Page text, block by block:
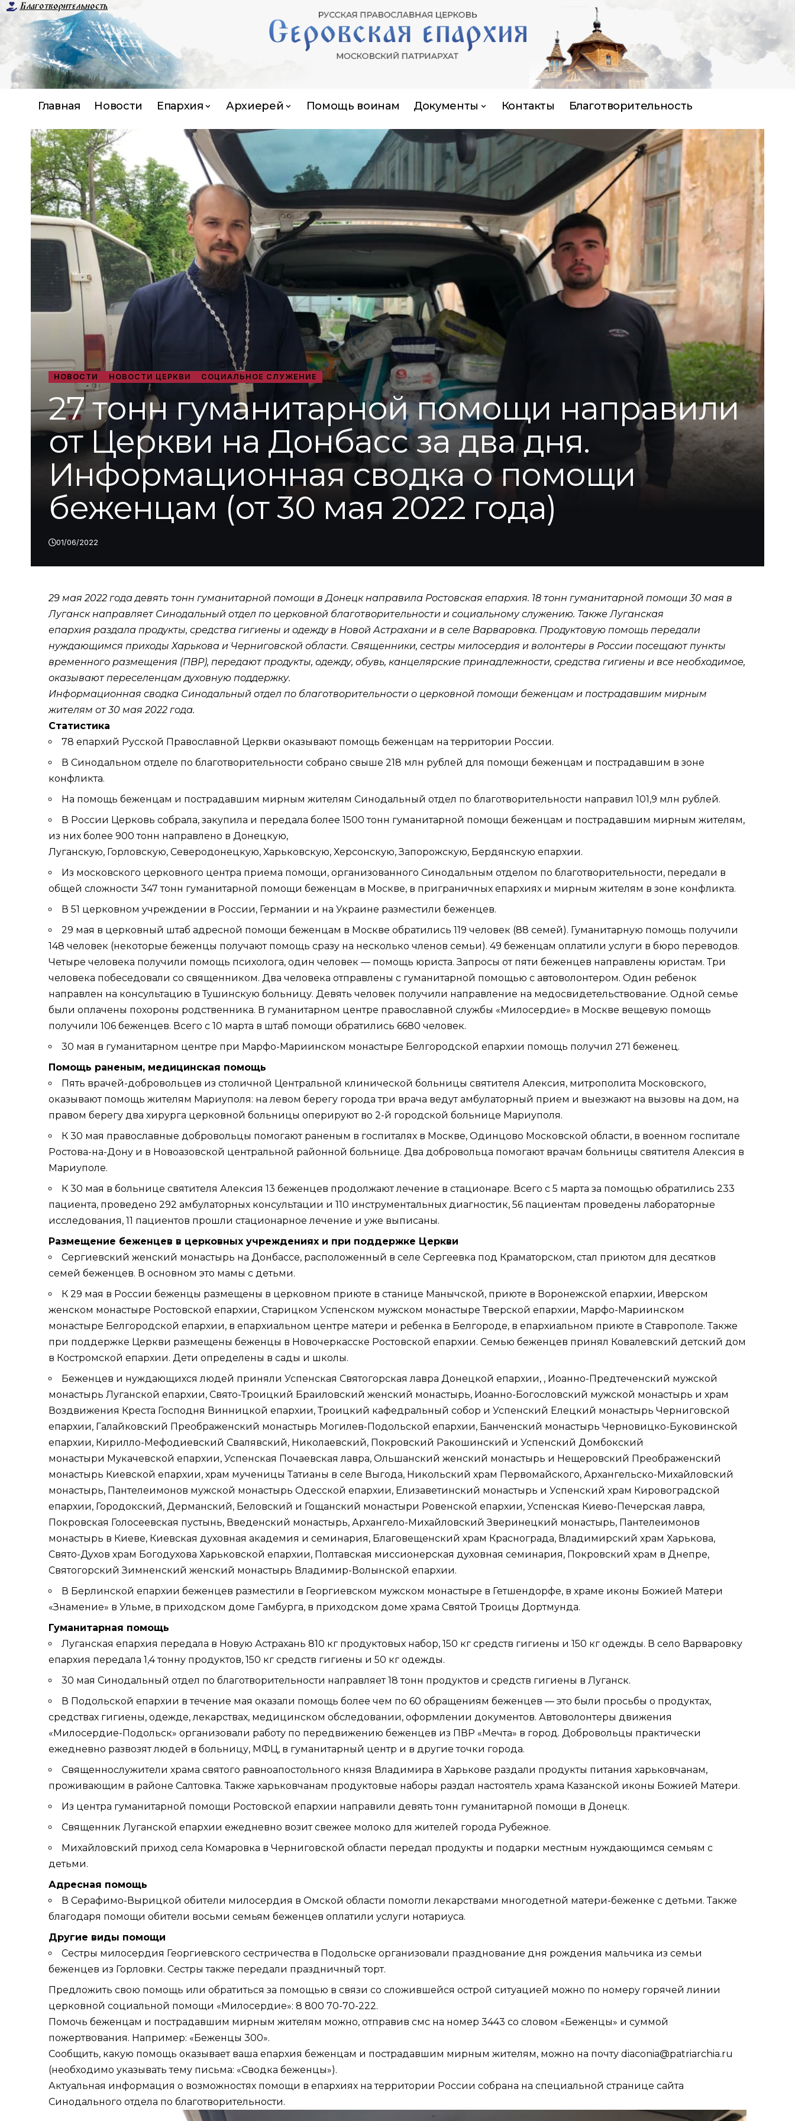
Благотворительность
Главная Новости Епархия Архиерей Помощь воинам Документы Контакты Благотворительность
НОВОСТИ НОВОСТИ ЦЕРКВИ СОЦИАЛЬНОЕ СЛУЖЕНИЕ
27 тонн гуманитарной помощи направили
от Церкви на Донбасс за два дня.
Информационная сводка о помощи
беженцам (от 30 мая 2022 года)
01/06/2022
29 мая 2022 года девять тонн гуманитарной помощи в Донецк направила Ростовская епархия. 18 тонн гуманитарной помощи 30 мая в
Луганск направляет Синодальный отдел по церковной благотворительности и социальному служению. Также Луганская
епархия раздала продукты, средства гигиены и одежду в Новой Астрахани и в селе Варваровка. Продуктовую помощь передали
нуждающимся приходы Харькова и Черниговской области. Священники, сестры милосердия и волонтеры в России посещают пункты
временного размещения (ПВР), передают продукты, одежду, обувь, канцелярские принадлежности, средства гигиены и все необходимое,
оказывают переселенцам духовную поддержку.
Информационная сводка Синодальный отдел по благотворительности о церковной помощи беженцам и пострадавшим мирным
жителям от 30 мая 2022 года.
Статистика
78 епархий Русской Православной Церкви оказывают помощь беженцам на территории России.
В Cинодальном отделе по благотворительности собрано свыше 218 млн рублей для помощи беженцам и пострадавшим в зоне
конфликта.
На помощь беженцам и пострадавшим мирным жителям Синодальный отдел по благотворительности направил 101,9 млн рублей.
В России Церковь собрала, закупила и передала более 1500 тонн гуманитарной помощи беженцам и пострадавшим мирным жителям,
из них более 900 тонн направлено в Донецкую,
Луганскую, Горловскую, Северодонецкую, Харьковскую, Херсонскую,Запорожскую, Бердянскую епархии.
Из московского церковного центра приема помощи, организованного Cинодальным отделом по благотворительности, передали в
общей сложности 347 тонн гуманитарной помощи беженцам в Москве, в приграничных епархиях и мирным жителям в зоне конфликта.
В 51 церковном учреждении в России, Германии и на Украине разместили беженцев.
29 мая в церковный штаб адресной помощи беженцам в Москве обратились 119 человек (88 семей). Гуманитарную помощь получили
148 человек (некоторые беженцы получают помощь сразу на несколько членов семьи). 49 беженцам оплатили услуги в бюро переводов.
Четыре человека получили помощь психолога, один человек — помощь юриста. Запросы от пяти беженцев направлены юристам. Три
человека побеседовали со священником. Два человека отправлены с гуманитарной помощью с автоволонтером. Один ребенок
направлен на консультацию в Тушинскую больницу. Девять человек получили направление на медосвидетельствование. Одной семье
были оплачены похороны родственника. В гуманитарном центре православной службы «Милосердие» в Москве вещевую помощь
получили 106 беженцев. Всего с 10 марта в штаб помощи обратились 6680 человек.
30 мая в гуманитарном центре при Марфо-Мариинском монастыре Белгородской епархии помощь получил 271 беженец.
Помощь раненым, медицинская помощь
Пять врачей-добровольцев из столичной Центральной клинической больницы святителя Алексия, митрополита Московского,
оказывают помощь жителям Мариуполя: на левом берегу города три врача ведут амбулаторный прием и выезжают на вызовы на дом, на
правом берегу два хирурга церковной больницы оперируют во 2-й городской больнице Мариуполя.
К 30 мая православные добровольцы помогают раненым в госпиталях в Москве, Одинцово Московской области, в военном госпитале
Ростова-на-Дону и в Новоазовской центральной районной больнице. Два добровольца помогают врачам больницы святителя Алексия в
Мариуполе.
К 30 мая в больнице святителя Алексия 13 беженцев продолжают лечение в стационаре. Всего с 5 марта за помощью обратились 233
пациента, проведено 292 амбулаторных консультации и 110 инструментальных диагностик, 56 пациентам проведены лабораторные
исследования, 11 пациентов прошли стационарное лечение и уже выписаны.
Размещение беженцев в церковных учреждениях и при поддержке Церкви
Сергиевский женский монастырь на Донбассе, расположенный в селе Сергеевка под Краматорском, стал приютом для десятков
семей беженцев. В основном это мамы с детьми.
К 29 мая в России беженцы размещены в церковном приюте в станице Манычской, приюте в Воронежской епархии, Иверском
женском монастыре Ростовской епархии, Старицком Успенском мужском монастыреТверской епархии, Марфо-Мариинском
монастыре Белгородской епархии, в епархиальном центре матери и ребенка в Белгороде, в епархиальном приюте в Ставрополе. Также
при поддержке Церкви размещены беженцы в Новочеркасске Ростовской епархии. Семью беженцев принял Ковалевский детский дом
в Костромской епархии. Дети определены в сады и школы.
Беженцев и нуждающихся людей приняли Успенская Святогорская лавра Донецкой епархии, , Иоанно-Предтеченский мужской
монастырь Луганской епархии, Свято-Троицкий Браиловский женский монастырь, Иоанно-Богословский мужской монастырь и храм
Воздвижения Креста Господня Винницкой епархии, Троицкий кафедральный собор и Успенский Елецкий монастырь Черниговской
епархии, Галайковский Преображенский монастырь Могилев-Подольской епархии, Банченский монастырь Черновицко-Буковинской
епархии, Кирилло-Мефодиевский Свалявский, Николаевский, Покровский Ракошинский и Успенский Домбокский
монастыри Мукачевской епархии, Успенская Почаевская лавра, Ольшанский женский монастырь и Нещеровский Преображенский
монастырь Киевской епархии, храм мученицы Татианы в селе Выгода, Никольский храм Первомайского, Архангельско-Михайловский
монастырь, Пантелеимонов мужской монастырь Одесской епархии, Елизаветинский монастырь и Успенский храм Кировоградской
епархии, Городокский, Дерманский, Беловский и Гощанский монастыри Ровенской епархии, Успенская Киево-Печерская лавра,
Покровская Голосеевская пустынь, Введенский монастырь, Архангело-Михайловский Зверинецкий монастырь, Пантелеимонов
монастырь в Киеве, Киевская духовная академия и семинария, Благовещенский храм Краснограда, Владимирский храм Харькова,
Свято-Духов храм Богодухова Харьковской епархии, Полтавская миссионерская духовная семинария, Покровский храм в Днепре,
Святогорский Зимненский женский монастырь Владимир-Волынской епархии.
В Берлинской епархии беженцев разместили в Георгиевском мужском монастыре в Гетшендорфе, в храме иконы Божией Матери
«Знамение» в Ульме, в приходском доме Гамбурга, в приходском доме храма Святой Троицы Дортмунда.
Гуманитарная помощь
Луганская епархия передала в Новую Астрахань 810 кг продуктовых набор, 150 кг средств гигиены и 150 кг одежды. В село Варваровку
епархия передала 1,4 тонну продуктов, 150 кг средств гигиены и 50 кг одежды.
30 мая Синодальный отдел по благотворительности направляет 18 тонн продуктов и средств гигиены в Луганск.
В Подольской епархии в течение мая оказали помощь более чем по 60 обращениям беженцев — это были просьбы о продуктах,
средствах гигиены, одежде, лекарствах, медицинском обследовании, оформлении документов. Автоволонтеры движения
«Милосердие-Подольск» организовали работу по передвижению беженцев из ПВР «Мечта» в город. Добровольцы практически
ежедневно развозят людей в больницу, МФЦ, в гуманитарный центр и в другие точки города.
Священнослужители храма святого равноапостольного князя Владимира в Харькове раздали продукты питания харьковчанам,
проживающим в районе Салтовка. Также харьковчанам продуктовые наборы раздал настоятель храма Казанской иконы Божией Матери.
Из центра гуманитарной помощи Ростовской епархии направили девять тонн гуманитарной помощи в Донецк.
Священник Луганской епархии ежедневно возит свежее молоко для жителей города Рубежное.
Михайловский приход села Комаровка в Черниговской области передал продукты и подарки местным нуждающимся семьям с
детьми.
Адресная помощь
В Серафимо-Вырицкой обители милосердия в Омской области помогли лекарствами многодетной матери-беженке с детьми. Также
благодаря помощи обители восьми семьям беженцев оплатили услуги нотариуса.
Другие виды помощи
Сестры милосердия Георгиевского сестричества в Подольске организовали празднование дня рождения мальчика из семьи
беженцев из Горловки. Сестры также передали праздничный торт.
Предложить свою помощь или обратиться за помощью в связи со сложившейся острой ситуацией можно по номеру горячей линии
церковной социальной помощи «Милосердие»: 8 800 70-70-222.
Помочь беженцам и пострадавшим мирным жителям можно, отправив смс на номер 3443 со словом «Беженцы» и суммой
пожертвования. Например: «Беженцы 300».
Сообщить, какую помощь оказывает ваша епархия беженцам и пострадавшим мирным жителям, можно на почту diaconia@patriarchia.ru
(необходимо указывать тему письма: «Сводка беженцы»).
Актуальная информация о возможностях помощи в епархиях на территории России собрана на специальной странице сайта
Синодального отдела по благотворительности.